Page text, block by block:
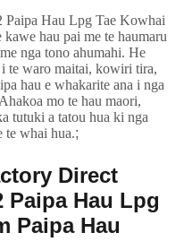
Paipa Hau Lpg Tae Kowhai
hau pai me te haumaru
nga tono ahumahi. He
i te waro maitai, kowiri tira,
hau e whakarite ana i nga
mo te hau maori,
tutuki a tatou hua ki nga
te whai hua.;
Direct
Paipa Hau Lpg
Paipa Hau